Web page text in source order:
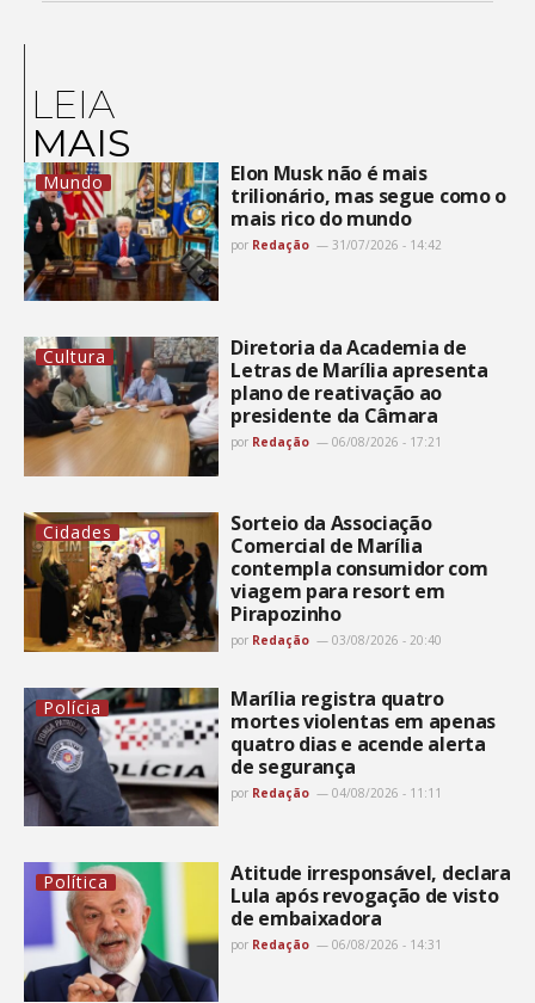
LEIA
MAIS
Mundo
Elon Musk não é mais
trilionário, mas segue como o
mais rico do mundo
por Redação 31/07/2026 - 14:42
Cultura
Diretoria da Academia de
Letras de Marília apresenta
plano de reativação ao
presidente da Câmara
por Redação 06/08/2026 - 17:21
Cidades
Sorteio da Associação
Comercial de Marília
contempla consumidor com
viagem para resort em
Pirapozinho
por Redação 03/08/2026 - 20:40
Polícia
Marília registra quatro
mortes violentas em apenas
quatro dias e acende alerta
de segurança
por Redação 04/08/2026 - 11:11
Política
Atitude irresponsável, declara
Lula após revogação de visto
de embaixadora
por Redação 06/08/2026 - 14:31